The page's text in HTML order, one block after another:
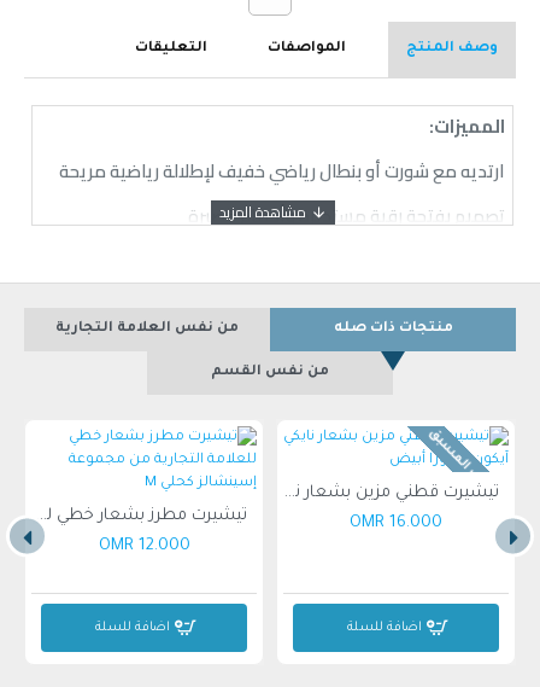
وصف المنتج المواصفات التعليقات
المميزات:
ارتديه مع شورت أو بنطال رياضي خفيف لإطلالة رياضية مريحة
تصميم بفتحة رقبة مستديرة وأكمام قصيرة
خامة محبوكة ناعمة
مقاس عادي
عارض الأزياء يرتدي مقاس متوسط
منتجات ذات صله من نفس العلامة التجارية
من نفس القسم
بالطلب المسبق
تيشيرت قطني مزين بشعار نايكي آيكون فوتورا أبيض
16.000 OMR
اضافة للسلة
تيشيرت مطرز بشعار خطي للعلامة التجارية من مجموعة إسينشالز كحلي M
12.000 OMR
اضافة للسلة